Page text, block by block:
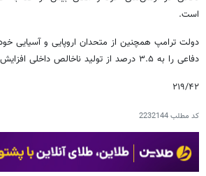
است.
دولت ترامپ همچنین از متحدان اروپایی و آسیایی
دفاعی را به ۳.۵ درصد از تولید ناخالص داخلی افزایش دهند.
۲۱۹/۴۲
کد مطلب2232144